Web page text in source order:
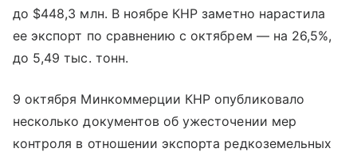
до $448,3 млн. В ноябре КНР заметно нарастила
ее экспорт по сравнению с октябрем — на 26,5%,
до 5,49 тыс. тонн.
9 октября Минкоммерции КНР опубликовало
несколько документов об ужесточении мер
контроля в отношении экспорта редкоземельных